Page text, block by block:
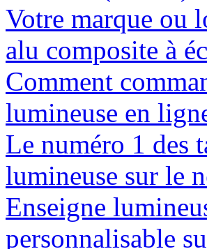
Votre marque ou
alu composite à
Comment
lumineuse en
Le numéro 1 des
lumineuse sur le
Enseigne
personnalisable